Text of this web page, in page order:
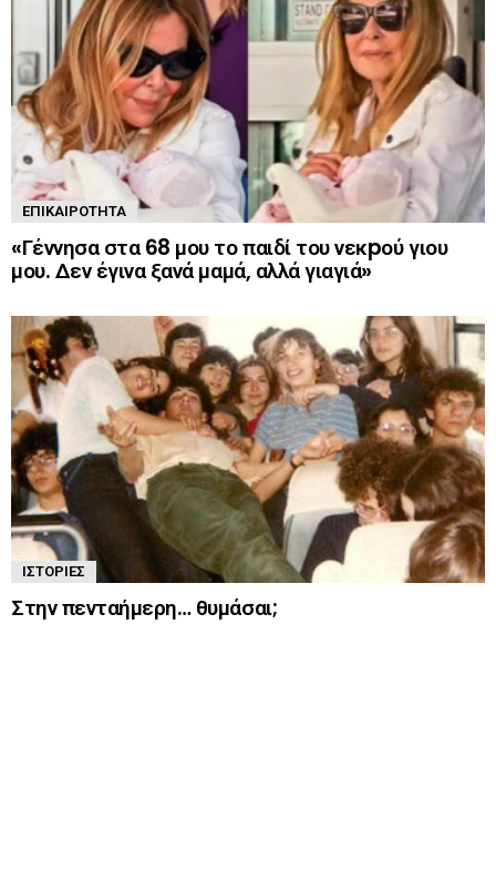
ΕΠΙΚΑΙΡΌΤΗΤΑ
«Γέννησα στα 68 μου το παιδί του νεκpού γιου
μου. Δεν έγινα ξανά μαμά, αλλά γιαγιά»
ΙΣΤΟΡΊΕΣ
Στην πενταήμερη… θυμάσαι;